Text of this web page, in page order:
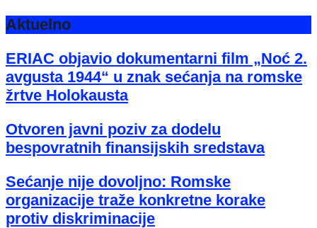
Aktuelno
ERIAC objavio dokumentarni film „Noć 2.
avgusta 1944“ u znak sećanja na romske
žrtve Holokausta
Otvoren javni poziv za dodelu
bespovratnih finansijskih sredstava
Sećanje nije dovoljno: Romske
organizacije traže konkretne korake
protiv diskriminacije